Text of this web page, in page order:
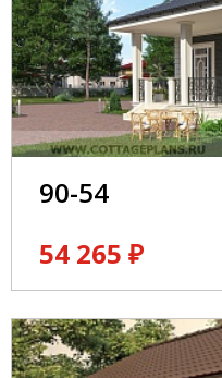
90-54
54 265 ₽